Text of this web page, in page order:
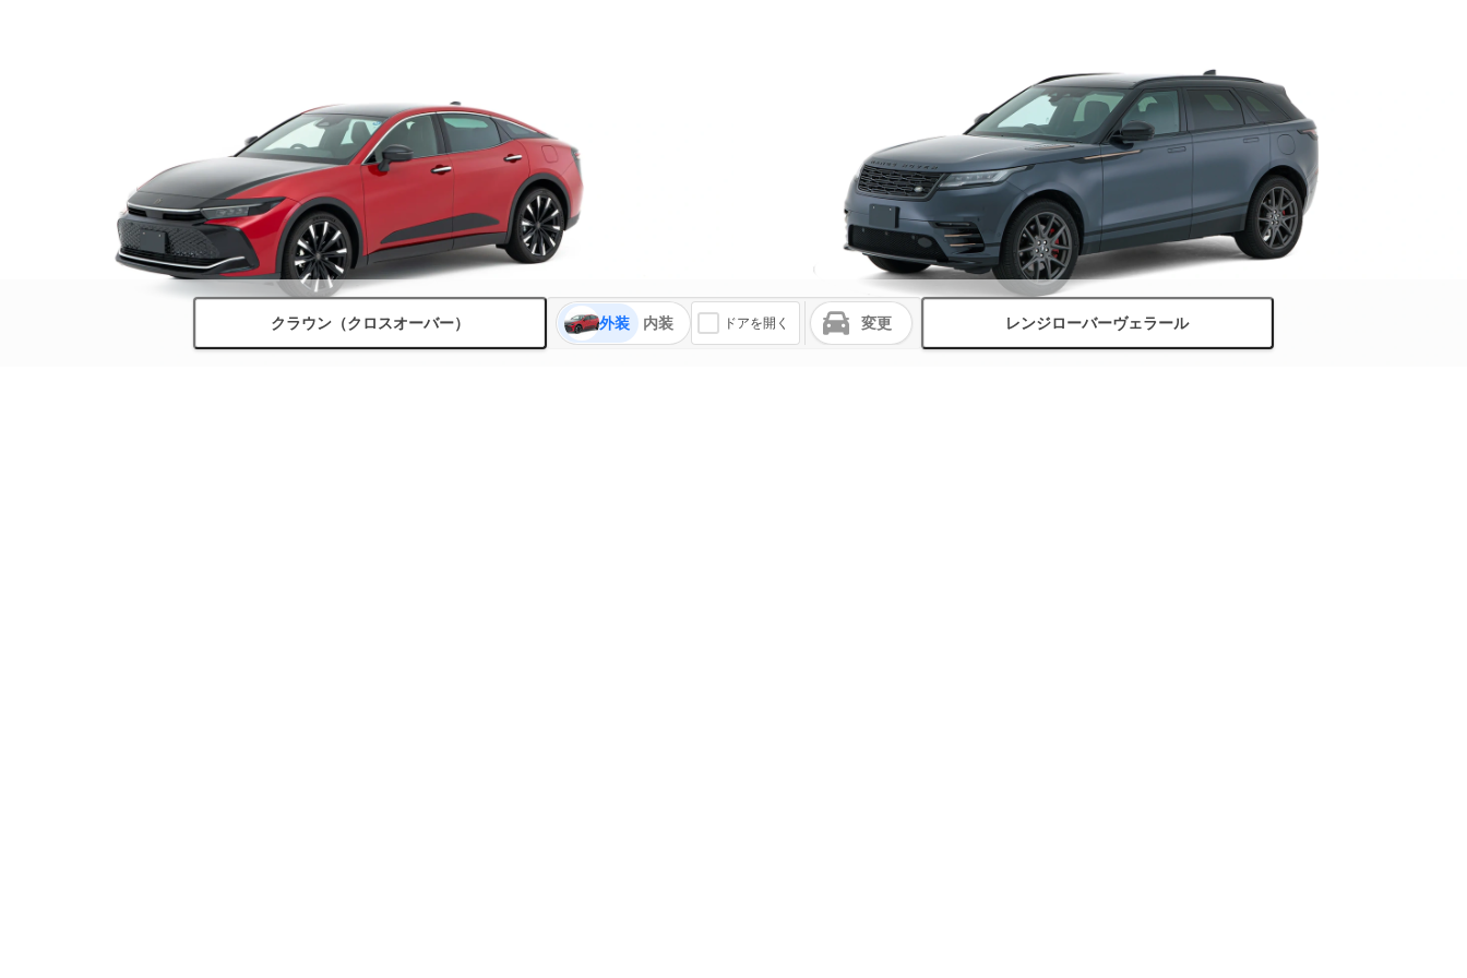
クラウン（クロスオーバー） 外装 内装 ドアを開く 変更 レンジローバーヴェラール